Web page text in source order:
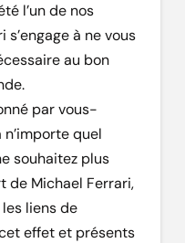
l’un de nos
à ne vous
au bon
par vous-
quel
souhaitez plus
de Michael Ferrari,
liens de
effet et présents